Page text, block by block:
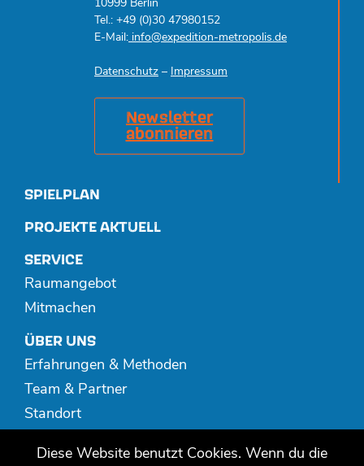
10999 Berlin
Tel.: +49 (0)30 47980152
E-Mail: info@expedition-metropolis.de
Datenschutz – Impressum
Newsletter
abonnieren
SPIELPLAN
PROJEKTE AKTUELL
SERVICE
Raumangebot
Mitmachen
ÜBER UNS
Erfahrungen & Methoden
Team & Partner
Standort
Diese Website benutzt Cookies. Wenn du die